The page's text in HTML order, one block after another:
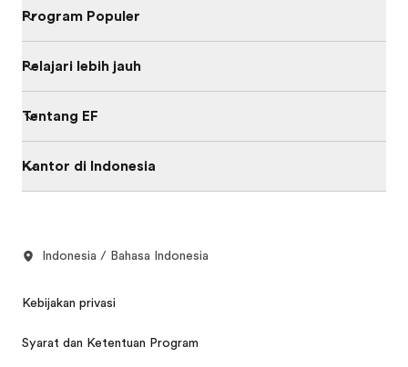
Program Populer
Pelajari lebih jauh
Tentang EF
Kantor di Indonesia
Indonesia / Bahasa Indonesia
Kebijakan privasi
Syarat dan Ketentuan Program